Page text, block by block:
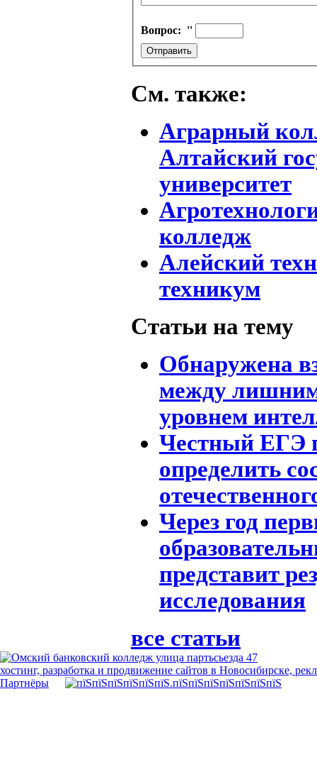
Вопрос: ''
См. также:
Аграрный
Алтайский
университет
колледж
Алейский
техникум
Статьи на тему
Обнаружена
между
уровнем
Честный ЕГЭ
определить
Через год
представит
исследования
все статьи
хостинг, разработка и продвижение сайтов в Новосибирске,
Партнёры